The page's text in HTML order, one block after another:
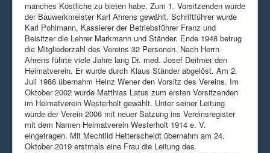
manches Köstliche zu bieten habe. Zum 1. Vorsitzenden wurde
der Bauwerkmeister Karl Ahrens gewählt. Schriftführer wurde
Karl Pohlmann, Kassierer der Betriebsführer Franz und
Beisitzer die Lehrer Markmann und Ständer. Ende 1948 betrug
die Mitgliederzahl des Vereins 32 Personen. Nach Herrn
Ahrens führte viele Jahre lang Dr. med. Josef Deitmer den
Heimatverein. Er wurde durch Klaus Ständer abgelöst. Am 2.
Juli 1986 übernahm Heinz Wener den Vorsitz des Vereins. Im
Oktober 2002 wurde Matthias Latus zum ersten Vorsitzenden
im Heimatverein Westerholt gewählt. Unter seiner Leitung
wurde der Verein 2006 mit neuer Satzung ins Vereinsregister
mit dem Namen Heimatverein Westerholt 1914 e. V.
eingetragen. Mit Mechtild Hetterscheidt übernahm am 24.
Oktober 2019 erstmals eine Frau die Leitung des